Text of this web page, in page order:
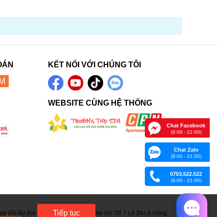
Tiếp tục
KẾT NỐI VỚI CHÚNG TÔI
WEBSITE CÙNG HỆ THỐNG
đổi lần thứ 15 ngày 05/06/2023. Địa chỉ: Số 7 Lô 2A Lê Hồng
Chat Facebook
(8:00 - 21:00)
Chat Zalo
(8:00 - 21:00)
0703.522.522
(8:00 - 21:00)